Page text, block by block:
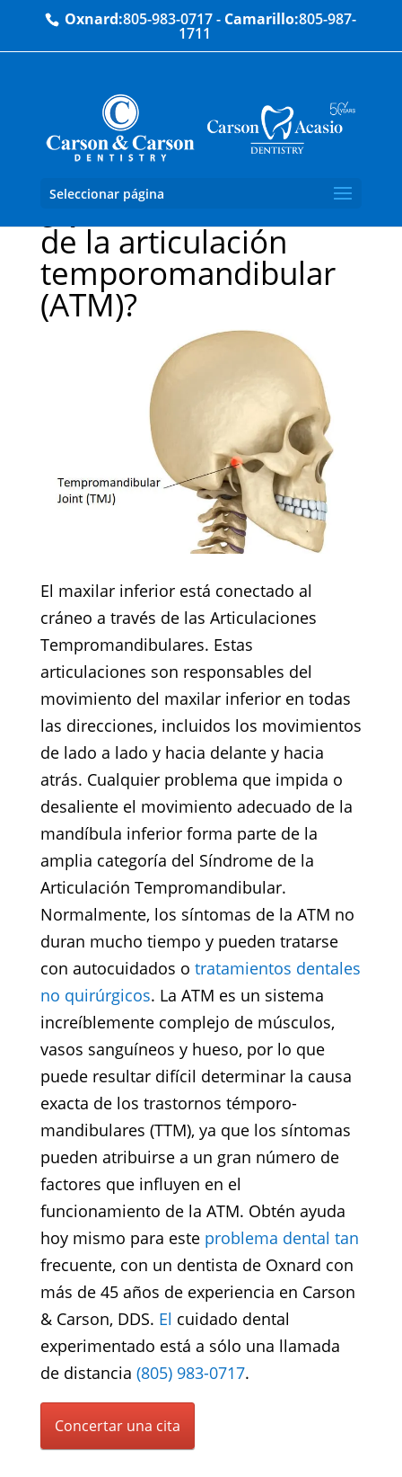
Oxnard:805-983-0717- Camarillo:805-987-
1711
Seleccionar página
¿Qué es el síndrome
de la articulación
temporomandibular
(ATM)?
El maxilar inferior está conectado al
cráneo a través de las Articulaciones
Tempromandibulares. Estas
articulaciones son responsables del
movimiento del maxilar inferior en todas
las direcciones, incluidos los movimientos
de lado a lado y hacia delante y hacia
atrás. Cualquier problema que impida o
desaliente el movimiento adecuado de la
mandíbula inferior forma parte de la
amplia categoría del Síndrome de la
Articulación Tempromandibular.
Normalmente, los síntomas de la ATM no
duran mucho tiempo y pueden tratarse
con autocuidados o tratamientos dentales
no quirúrgicos. La ATM es un sistema
increíblemente complejo de músculos,
vasos sanguíneos y hueso, por lo que
puede resultar difícil determinar la causa
exacta de los trastornos témporo-
mandibulares (TTM), ya que los síntomas
pueden atribuirse a un gran número de
factores que influyen en el
funcionamiento de la ATM. Obtén ayuda
hoy mismo para este problema dental tan
frecuente, con un dentista de Oxnard con
más de 45 años de experiencia en Carson
& Carson, DDS. El cuidado dental
experimentado está a sólo una llamada
de distancia (805) 983-0717.
Concertar una cita